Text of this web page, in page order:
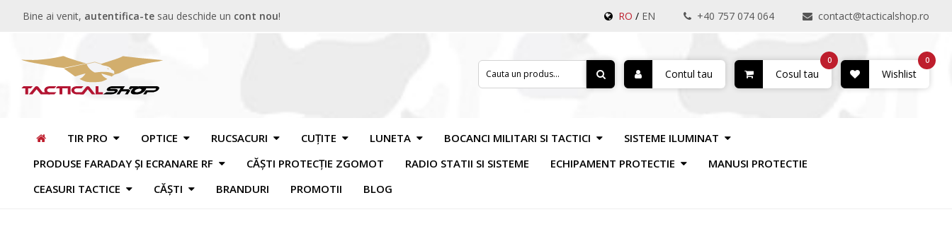
Bine ai venit, autentifica-te sau deschide un cont nou! RO / EN +40 757 074 064 contact@tacticalshop.ro
Contul tau Cosul tau
0
Wishlist
0
TIR PRO OPTICE RUCSACURI CUȚITE LUNETA BOCANCI MILITARI SI TACTICI
SISTEME ILUMINAT
PRODUSE FARADAY ȘI ECRANARE RF
CĂȘTI PROTECȚIE ZGOMOT RADIO STATII SI SISTEME ECHIPAMENT PROTECTIE
MANUSI PROTECTIE
CEASURI TACTICE
CĂȘTI BRANDURI PROMOTII BLOG